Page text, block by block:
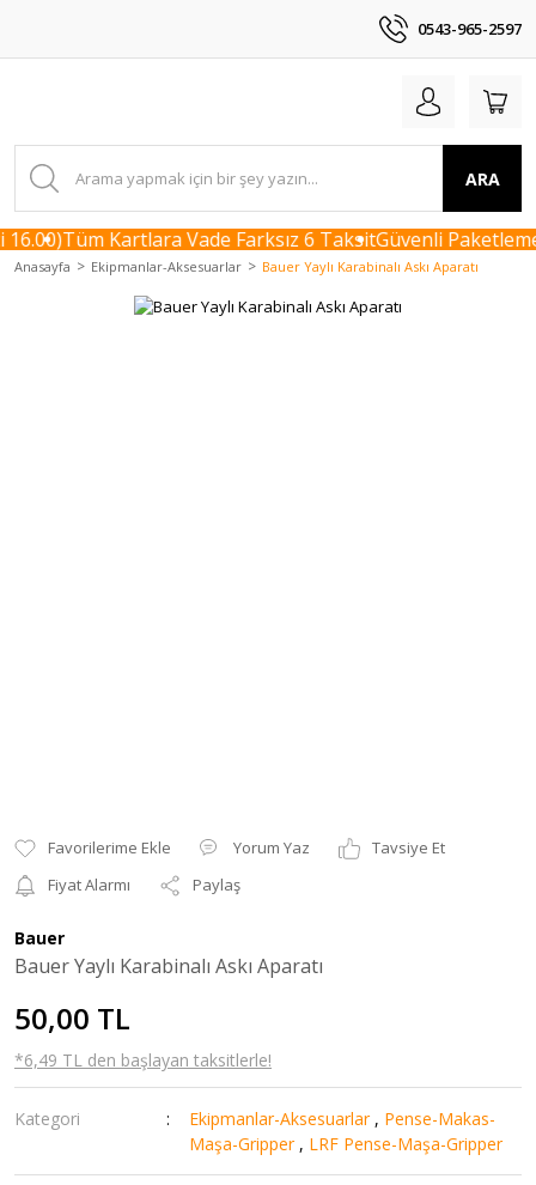
0543-965-2597
ARA
Tüm Kartlara Vade Farksız 6 TaksitGüvenli
Anasayfa Ekipmanlar-Aksesuarlar Bauer Yaylı Karabinalı Askı Aparatı
Yorum Yaz
Tavsiye Et
Fiyat Alarmı
Paylaş
Bauer
Bauer Yaylı Karabinalı Askı Aparatı
50,00 TL
*6,49 TL den başlayan taksitlerle!
Kategori Ekipmanlar-Aksesuarlar , Pense-Makas-
Maşa-Gripper , LRF Pense-Maşa-Gripper